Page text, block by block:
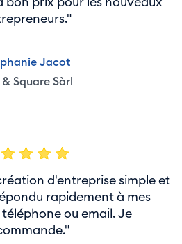
Jacot
& Square Sàrl
d'entreprise simple et
rapidement à mes
ou email. Je